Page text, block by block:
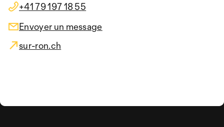
+41 79 197 18 55
Envoyer un message
sur-ron.ch